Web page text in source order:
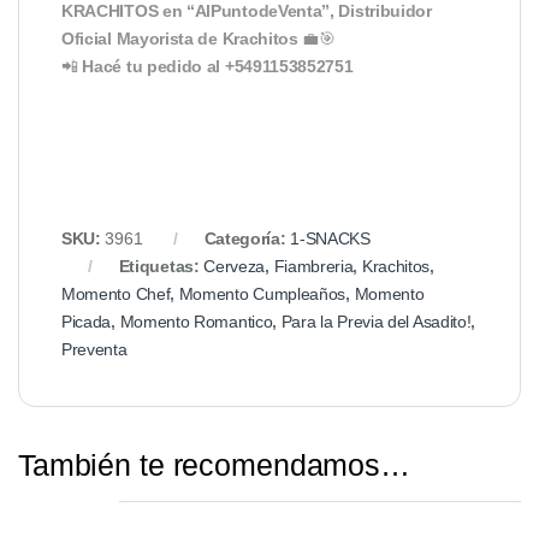
KRACHITOS en “AlPuntodeVenta”, Distribuidor
Oficial Mayorista de Krachitos 💼🎯
📲 Hacé tu pedido al +5491153852751
SKU:3961 Categoría: 1-SNACKS
Etiquetas:Cerveza, Fiambreria, Krachitos,
Momento Chef, Momento Cumpleaños, Momento
Picada, Momento Romantico, Para la Previa del Asadito!,
Preventa
También te recomendamos…